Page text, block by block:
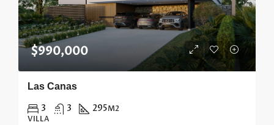
$990,000
Las Canas
3 3 295M2
VILLA